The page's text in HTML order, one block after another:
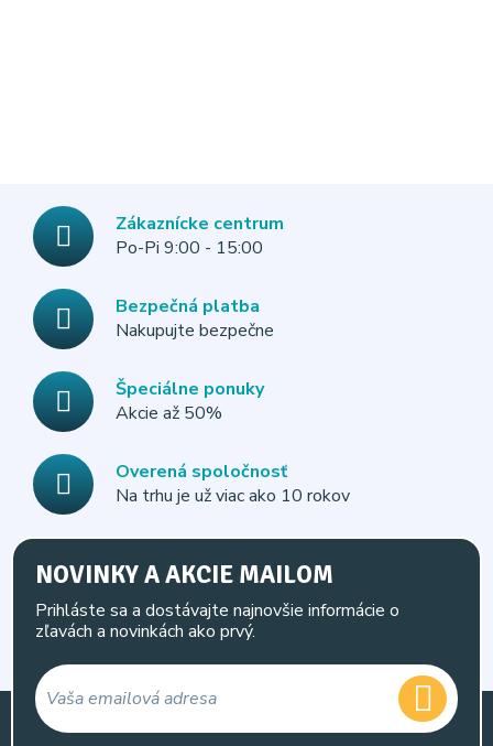
Zákaznícke centrum
Po-Pi 9:00 - 15:00
Bezpečná platba
Nakupujte bezpečne
Špeciálne ponuky
Akcie až 50%
Overená spoločnosť
Na trhu je už viac ako 10 rokov
NOVINKY A AKCIE MAILOM
Prihláste sa a dostávajte najnovšie informácie o
zľavách a novinkách ako prvý.